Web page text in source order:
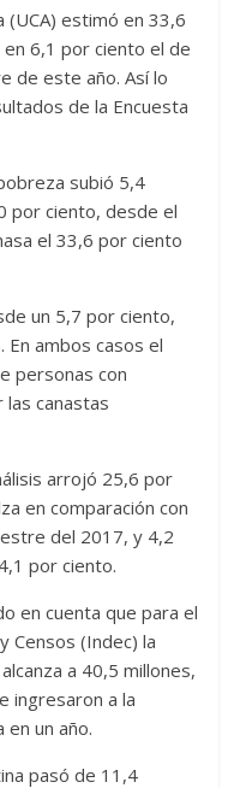
(UCA) estimó en 33,6
6,1 por ciento el de
de este año. Así lo
de la Encuesta
subió 5,4
por ciento, desde el
el 33,6 por ciento
un 5,7 por ciento,
ambos casos el
personas con
las canastas
arrojó 25,6 por
en comparación con
del 2017, y 4,2
por ciento.
en cuenta que para el
Censos (Indec) la
a 40,5 millones,
ingresaron a la
en un año.
pasó de 11,4